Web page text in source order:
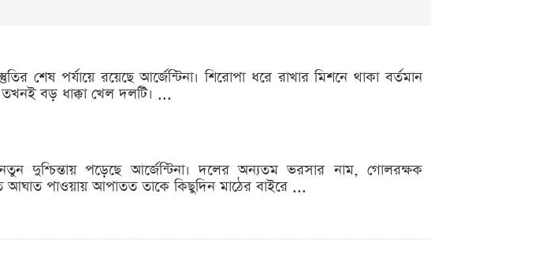
শেষ পর্যায়ে রয়েছে আর্জেন্টিনা। শিরোপা ধরে রাখার মিশনে থাকা বর্তমান
তখনই বড় ধাক্কা খেল দলটি। ...
নতুন দুশ্চিন্তায় পড়েছে আর্জেন্টিনা। দলের অন্যতম ভরসার নাম, গোলরক্ষক
আঘাত পাওয়ায় আপাতত তাকে কিছুদিন মাঠের বাইরে ...